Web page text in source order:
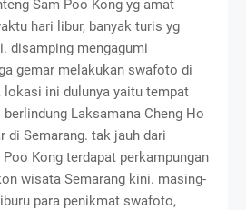
Sam Poo Kong yg amat
hari libur, banyak turis yg
disamping mengagumi
gemar melakukan swafoto di
lokasi ini dulunya yaitu tempat
Laksamana Cheng Ho
di Semarang. tak jauh dari
Kong terdapat perkampungan
wisata Semarang kini. masing-
para penikmat swafoto,